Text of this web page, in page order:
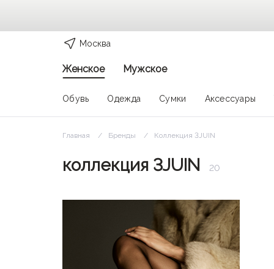
Главная Бренды Коллекция 3JUIN
коллекция 3JUIN 20
Москва
Женское Мужское
Обувь Одежда Сумки Аксессуары